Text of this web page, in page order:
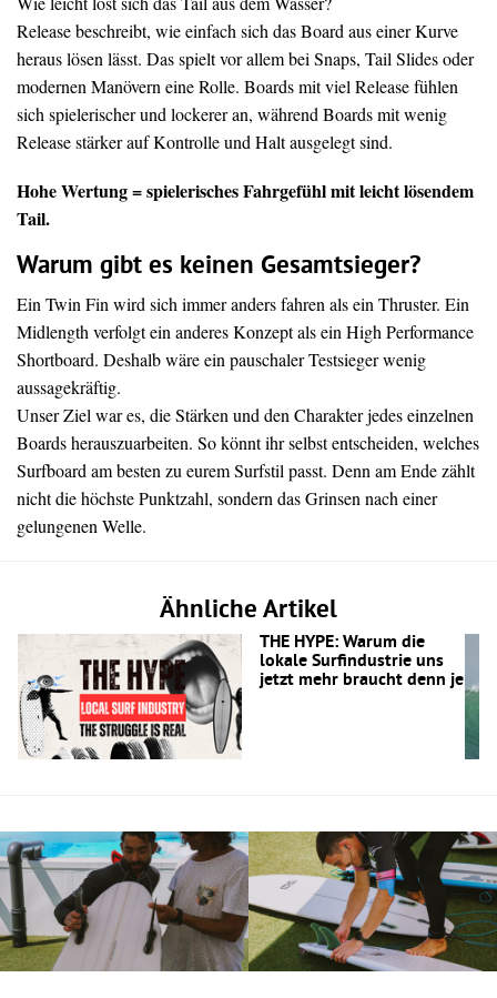
Release beschreibt, wie einfach sich das Board aus einer Kurve
heraus lösen lässt. Das spielt vor allem bei Snaps, Tail Slides oder
modernen Manövern eine Rolle. Boards mit viel Release fühlen
sich spielerischer und lockerer an, während Boards mit wenig
Release stärker auf Kontrolle und Halt ausgelegt sind.
Hohe Wertung = spielerisches Fahrgefühl mit leicht lösendem
Tail.
Warum gibt es keinen Gesamtsieger?
Ein Twin Fin wird sich immer anders fahren als ein Thruster. Ein
Midlength verfolgt ein anderes Konzept als ein High Performance
Shortboard. Deshalb wäre ein pauschaler Testsieger wenig
aussagekräftig.
Unser Ziel war es, die Stärken und den Charakter jedes einzelnen
Boards herauszuarbeiten. So könnt ihr selbst entscheiden, welches
Surfboard am besten zu eurem Surfstil passt. Denn am Ende zählt
nicht die höchste Punktzahl, sondern das Grinsen nach einer
gelungenen Welle.
Ähnliche Artikel
THE HYPE: Warum die
lokale Surfindustrie uns
jetzt mehr braucht denn je